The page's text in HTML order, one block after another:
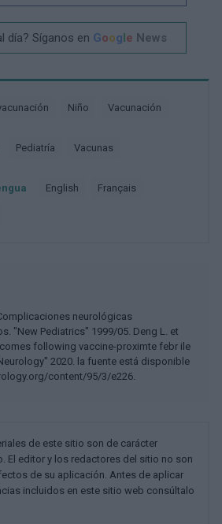
día? Síganos en Google News
Niño Vacunación
Pediatría Vacunas
english français
neurológicas
"New Pediatrics" 1999/05. Deng L. et
following vaccine-proximte febr ile
2020. la fuente está disponible
content/95/3/e226.
de este sitio son de carácter
El editor y los redactores del sitio no son
de su aplicación. Antes de aplicar
incluidos en este sitio web consúltalo